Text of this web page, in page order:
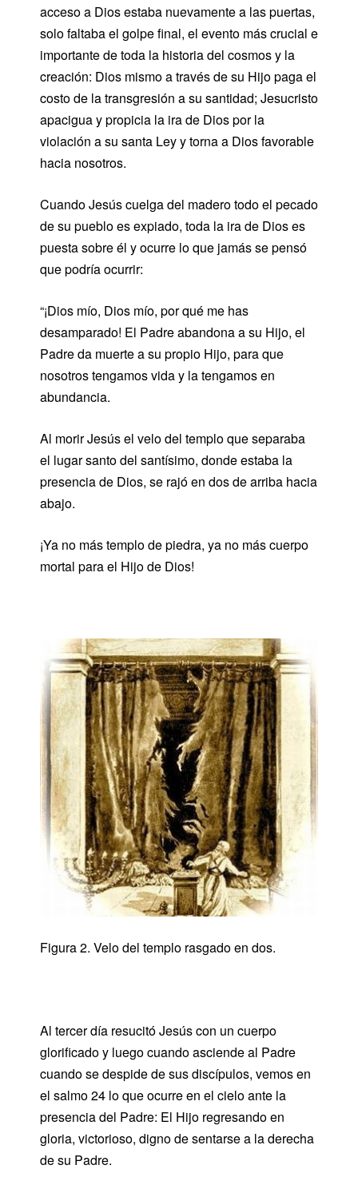
acceso a Dios estaba nuevamente a las puertas,
solo faltaba el golpe final, el evento más crucial e
importante de toda la historia del cosmos y la
creación: Dios mismo a través de su Hijo paga el
costo de la transgresión a su santidad; Jesucristo
apacigua y propicia la ira de Dios por la
violación a su santa Ley y torna a Dios favorable
hacia nosotros.
Cuando Jesús cuelga del madero todo el pecado
de su pueblo es expiado, toda la ira de Dios es
puesta sobre él y ocurre lo que jamás se pensó
que podría ocurrir:
“¡Dios mío, Dios mío, por qué me has
desamparado! El Padre abandona a su Hijo, el
Padre da muerte a su propio Hijo, para que
nosotros tengamos vida y la tengamos en
abundancia.
Al morir Jesús el velo del templo que separaba
el lugar santo del santísimo, donde estaba la
presencia de Dios, se rajó en dos de arriba hacia
abajo.
¡Ya no más templo de piedra, ya no más cuerpo
mortal para el Hijo de Dios!
Figura 2. Velo del templo rasgado en dos.
Al tercer día resucitó Jesús con un cuerpo
glorificado y luego cuando asciende al Padre
cuando se despide de sus discípulos, vemos en
el salmo 24 lo que ocurre en el cielo ante la
presencia del Padre: El Hijo regresando en
gloria, victorioso, digno de sentarse a la derecha
de su Padre.